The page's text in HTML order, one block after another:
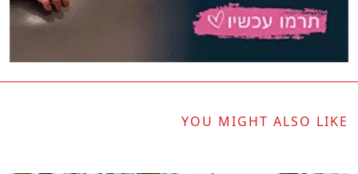
YOU MIGHT ALSO LIKE